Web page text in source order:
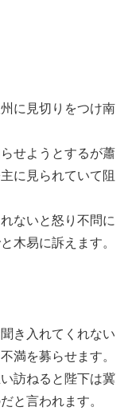
に見切りをつけ南
せようとするが蕭
に見られていて阻
ないと怒り不問に
木易に訴えます。
き入れてくれない
満を募らせます。
訪ねると陛下は冀
と言われます。